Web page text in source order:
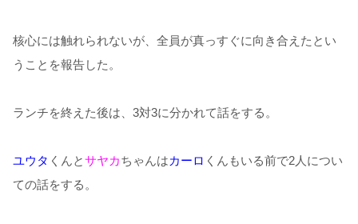
核心には触れられないが、全員が真っすぐに向き合えたとい
うことを報告した。
ランチを終えた後は、3対3に分かれて話をする。
ユウタ くんとサヤカちゃんはカーロ くんもいる前で2人につい
ての話をする。